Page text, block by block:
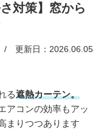
対策】窓から
更新日：2026.06.05
る遮熱カーテン。
アコンの効率もアッ
まりつつあります